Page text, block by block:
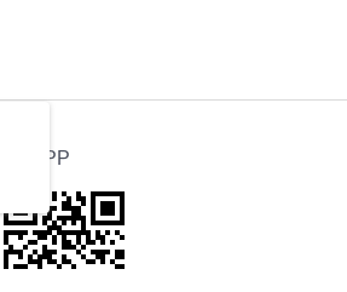
官方APP